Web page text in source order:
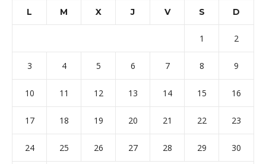
L M X J V S D
1 2
3 4 5 6 7 8 9
10 11 12 13 14 15 16
17 18 19 20 21 22 23
24 25 26 27 28 29 30